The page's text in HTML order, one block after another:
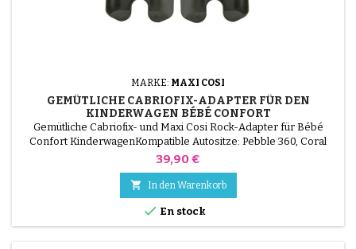
MARKE: MAXI COSI
GEMÜTLICHE CABRIOFIX-ADAPTER FÜR DEN
KINDERWAGEN BÉBÉ CONFORT
Gemütliche Cabriofix- und Maxi Cosi Rock-Adapter für Bébé
Confort KinderwagenKompatible Autositze: Pebble 360, Coral
360, Coral, Tinca, Marble, Rock, CabrioFix, Pebble Plus, Pebble
Preis
39,90 €
 In den Warenkorb
 En stock